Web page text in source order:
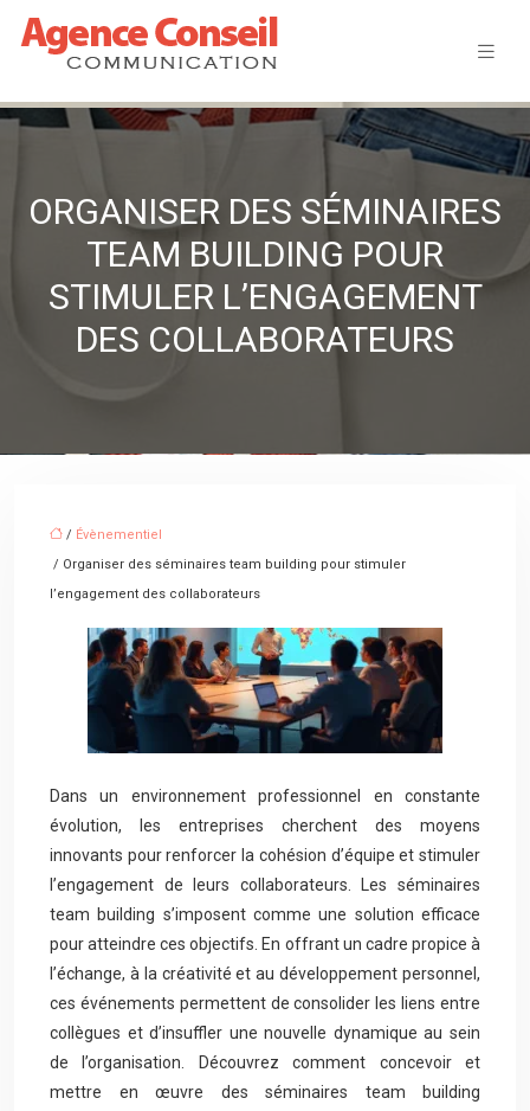
ORGANISER DES SÉMINAIRES
TEAM BUILDING POUR
STIMULER L’ENGAGEMENT
DES COLLABORATEURS
/ Évènementiel
/ Organiser des séminaires team building pour stimuler
l’engagement des collaborateurs
Dans un environnement professionnel en constante
évolution, les entreprises cherchent des moyens
innovants pour renforcer la cohésion d’équipe et stimuler
l’engagement de leurs collaborateurs. Les séminaires
team building s’imposent comme une solution efficace
pour atteindre ces objectifs. En offrant un cadre propice à
l’échange, à la créativité et au développement personnel,
ces événements permettent de consolider les liens entre
collègues et d’insuffler une nouvelle dynamique au sein
de l’organisation. Découvrez comment concevoir et
mettre en œuvre des séminaires team building